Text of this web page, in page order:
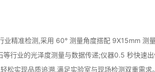
业精准检测,采用 60° 测量角度搭配 9X15mm
等行业的光泽度测量与数据传递;仪器0.5 秒快速
松实现品质追溯,满足实验室与现场检测双重需求。